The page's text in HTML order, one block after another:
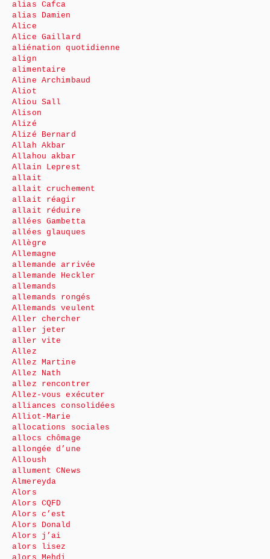
alias Cafca
alias Damien
Alice
Alice Gaillard
aliénation quotidienne
align
alimentaire
Aline Archimbaud
Aliot
Aliou Sall
Alison
Alizé
Alizé Bernard
Allah Akbar
Allahou akbar
Allain Leprest
allait
allait cruchement
allait réagir
allait réduire
allées Gambetta
allées glauques
Allègre
Allemagne
allemande arrivée
allemande Heckler
allemands
allemands rongés
Allemands veulent
Aller chercher
aller jeter
aller vite
Allez
Allez Martine
Allez Nath
allez rencontrer
Allez-vous exécuter
alliances consolidées
Alliot-Marie
allocations sociales
allocs chômage
allongée d’une
Alloush
allument CNews
Almereyda
Alors
Alors CQFD
Alors c’est
Alors Donald
Alors j’ai
alors lisez